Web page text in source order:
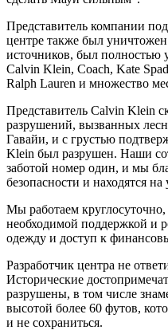
Представитель компании
центре также был
источников, был полностью
Calvin Klein, Coach, Kate
Ralph Lauren и множество
Представитель Calvin Klein
разрушений, вызванных
Гавайи, и с грустью
Klein был разрушен. Наши
заботой номер один, и мы
безопасности и находятся на
Мы работаем
необходимой поддержкой и
одежду и доступ к
Разработчик центра не
Исторические
разрушены, в том числе
высотой более 60 футов,
и не сохраниться.